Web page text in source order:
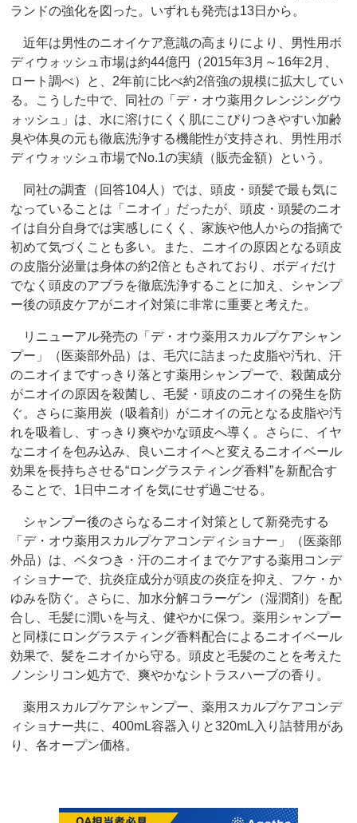
ランドの強化を図った。いずれも発売は13日から。
近年は男性のニオイケア意識の高まりにより、男性用ボ
ディウォッシュ市場は約44億円（2015年3月～16年2月、
ロート調べ）と、2年前に比べ約2倍強の規模に拡大してい
る。こうした中で、同社の「デ・オウ薬用クレンジングウ
ォッシュ」は、水に溶けにくく肌にこびりつきやすい加齢
臭や体臭の元も徹底洗浄する機能性が支持され、男性用ボ
ディウォッシュ市場でNo.1の実績（販売金額）という。
同社の調査（回答104人）では、頭皮・頭髪で最も気に
なっていることは「ニオイ」だったが、頭皮・頭髪のニオ
イは自分自身では実感しにくく、家族や他人からの指摘で
初めて気づくことも多い。また、ニオイの原因となる頭皮
の皮脂分泌量は身体の約2倍ともされており、ボディだけ
でなく頭皮のアブラを徹底洗浄することに加え、シャンプ
ー後の頭皮ケアがニオイ対策に非常に重要と考えた。
リニューアル発売の「デ・オウ薬用スカルプケアシャン
プー」（医薬部外品）は、毛穴に詰まった皮脂や汚れ、汗
のニオイまですっきり落とす薬用シャンプーで、殺菌成分
がニオイの原因を殺菌し、毛髪・頭皮のニオイの発生を防
ぐ。さらに薬用炭（吸着剤）がニオイの元となる皮脂や汚
れを吸着し、すっきり爽やかな頭皮へ導く。さらに、イヤ
なニオイを包み込み、良いニオイへと変えるニオイベール
効果を長持ちさせる“ロングラスティング香料”を新配合す
ることで、1日中ニオイを気にせず過ごせる。
シャンプー後のさらなるニオイ対策として新発売する
「デ・オウ薬用スカルプケアコンディショナー」（医薬部
外品）は、ベタつき・汗のニオイまでケアする薬用コンデ
ィショナーで、抗炎症成分が頭皮の炎症を抑え、フケ・か
ゆみを防ぐ。さらに、加水分解コラーゲン（湿潤剤）を配
合し、毛髪に潤いを与え、健やかに保つ。薬用シャンプー
と同様にロングラスティング香料配合によるニオイベール
効果で、髪をニオイから守る。頭皮と毛髪のことを考えた
ノンシリコン処方で、爽やかなシトラスハーブの香り。
薬用スカルプケアシャンプー、薬用スカルプケアコンデ
ィショナー共に、400mL容器入りと320mL入り詰替用があ
り、各オープン価格。